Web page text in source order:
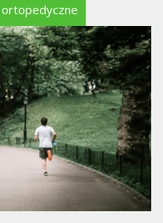
ortopedyczne